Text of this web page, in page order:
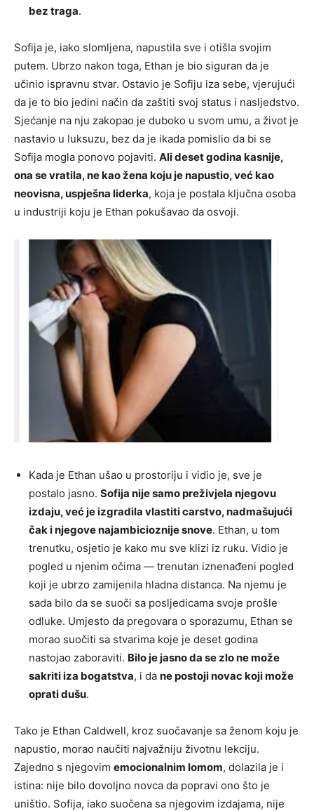
bez traga.
Sofija je, iako slomljena, napustila sve i otišla svojim
putem. Ubrzo nakon toga, Ethan je bio siguran da je
učinio ispravnu stvar. Ostavio je Sofiju iza sebe, vjerujući
da je to bio jedini način da zaštiti svoj status i nasljedstvo.
Sjećanje na nju zakopao je duboko u svom umu, a život je
nastavio u luksuzu, bez da je ikada pomislio da bi se
Sofija mogla ponovo pojaviti. Ali deset godina kasnije,
ona se vratila, ne kao žena koju je napustio, već kao
neovisna, uspješna liderka, koja je postala ključna osoba
u industriji koju je Ethan pokušavao da osvoji.
Kada je Ethan ušao u prostoriju i vidio je, sve je
postalo jasno. Sofija nije samo preživjela njegovu
izdaju, već je izgradila vlastiti carstvo, nadmašujući
čak i njegove najambicioznije snove. Ethan, u tom
trenutku, osjetio je kako mu sve klizi iz ruku. Vidio je
pogled u njenim očima — trenutan iznenađeni pogled
koji je ubrzo zamijenila hladna distanca. Na njemu je
sada bilo da se suoči sa posljedicama svoje prošle
odluke. Umjesto da pregovara o sporazumu, Ethan se
morao suočiti sa stvarima koje je deset godina
nastojao zaboraviti. Bilo je jasno da se zlo ne može
sakriti iza bogatstva, i da ne postoji novac koji može
oprati dušu.
Tako je Ethan Caldwell, kroz suočavanje sa ženom koju je
napustio, morao naučiti najvažniju životnu lekciju.
Zajedno s njegovim emocionalnim lomom, dolazila je i
istina: nije bilo dovoljno novca da popravi ono što je
uništio. Sofija, iako suočena sa njegovim izdajama, nije